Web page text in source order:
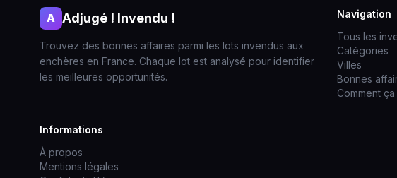
A Adjugé ! Invendu !
Trouvez des bonnes affaires parmi les lots invendus aux
enchères en France. Chaque lot est analysé pour identifier
les meilleures opportunités.
Navigation
Tous les
Catégories
Villes
Bonnes
Comment
Informations
À propos
Mentions légales